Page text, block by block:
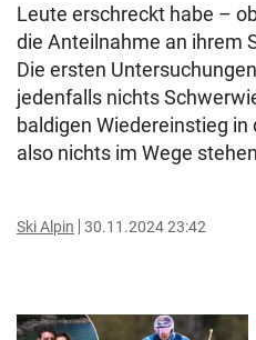
Leute erschreckt habe –
die Anteilnahme an ihrem
Die ersten
jedenfalls nichts
baldigen Wiedereinstieg in
also nichts im Wege
Ski Alpin 30.11.2024 23:42